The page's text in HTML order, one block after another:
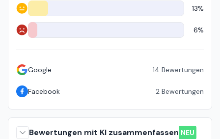
Neutral 13%
Negativ 6%
Google 14 Bewertungen
Facebook 2 Bewertungen
Bewertungen mit KI zusammenfassen NEU